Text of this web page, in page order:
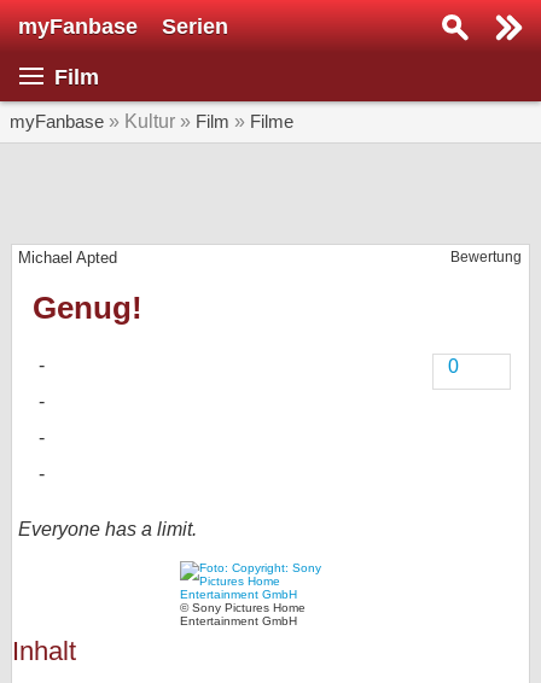
myFanbase Serien
Film
myFanbase » Kultur » Film » Filme
Bewertung
Michael Apted
Genug!
0
Everyone has a limit.
© Sony Pictures Home
Entertainment GmbH
Inhalt
Serie suchen...
SERIEN
bei X
bei Facebook